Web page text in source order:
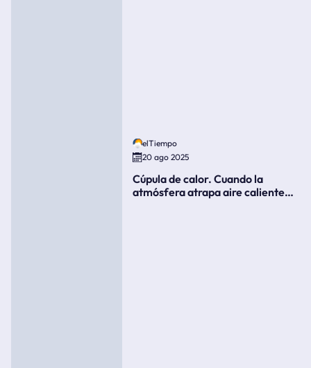
elTiempo
20 ago 2025
Cúpula de calor. Cuando la
atmósfera atrapa aire caliente